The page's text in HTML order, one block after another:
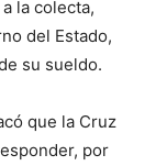
la colecta,
del Estado,
su sueldo.
que la Cruz
por